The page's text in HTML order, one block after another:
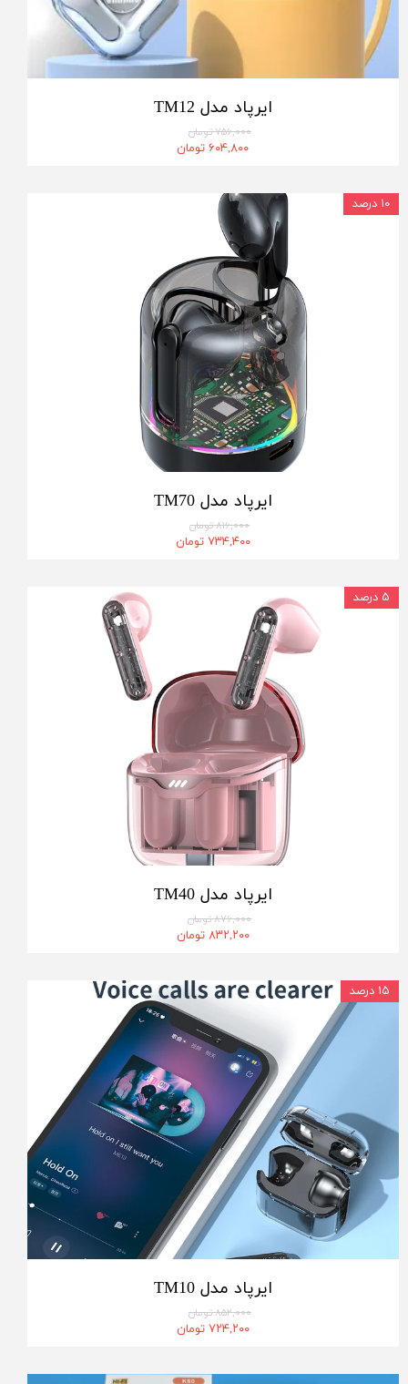
ایرپاد مدل TM12
۷۵۶,۰۰۰ تومان
۶۰۴,۸۰۰ تومان
ایرپاد مدل TM70
۸۱۶,۰۰۰ تومان
۷۳۴,۴۰۰ تومان
۱۰ درصد
ایرپاد مدل TM40
۸۷۶,۰۰۰ تومان
۸۳۲,۲۰۰ تومان
۵ درصد
ایرپاد مدل TM10
۸۵۲,۰۰۰ تومان
۷۲۴,۲۰۰ تومان
۱۵ درصد